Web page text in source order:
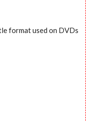
format used on DVDs